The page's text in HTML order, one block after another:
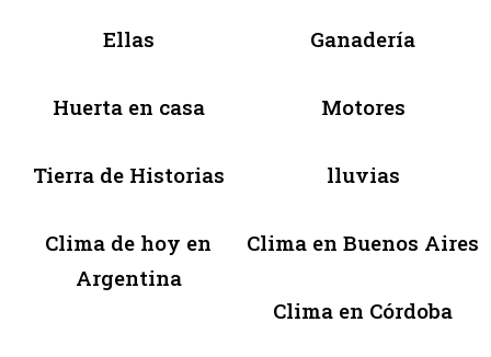
Ellas Ganadería
Huerta en casa Motores
Tierra de Historias lluvias
Clima de hoy en
Argentina
Clima en Buenos Aires
Clima en Córdoba